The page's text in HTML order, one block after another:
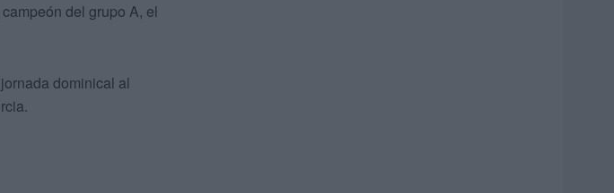
del grupo A, el
dominical al